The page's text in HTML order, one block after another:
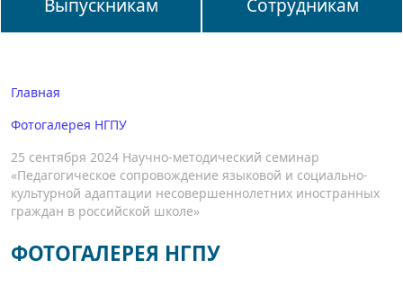
Выпускникам Сотрудникам
Главная
Фотогалерея НГПУ
25 сентября 2024 Научно-методический семинар
«Педагогическое сопровождение языковой и социально-
культурной адаптации несовершеннолетних иностранных
граждан в российской школе»
ФОТОГАЛЕРЕЯ НГПУ